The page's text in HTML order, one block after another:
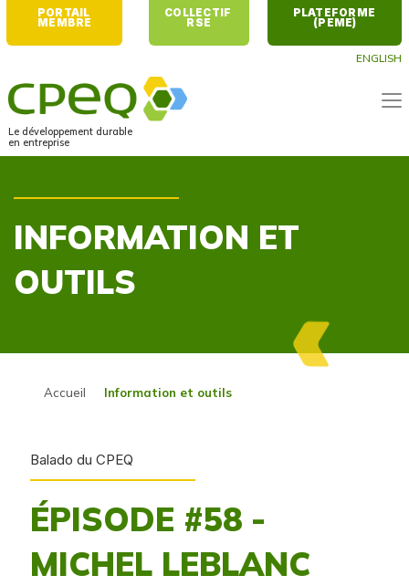
ENGLISH
PORTAIL
MEMBRE
COLLECTIF
RSE
PLATEFORME
(PEME)
Le développement durable
en entreprise
INFORMATION ET
OUTILS
Accueil Information et outils
Balado du CPEQ
ÉPISODE #58 -
MICHEL LEBLANC